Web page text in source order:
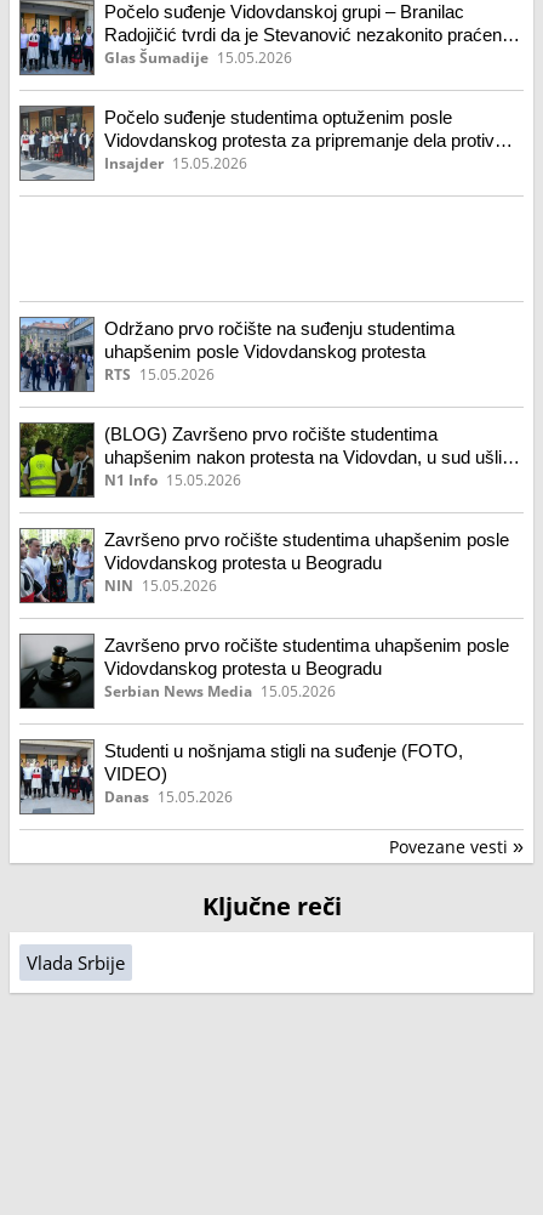
Počelo suđenje Vidovdanskoj grupi – Branilac
Radojičić tvrdi da je Stevanović nezakonito praćen,
sniman i prisluškivan
Glas Šumadije 15.05.2026
Počelo suđenje studentima optuženim posle
Vidovdanskog protesta za pripremanje dela protiv
ustavnog uređenja (VIDEO)
Insajder 15.05.2026
Održano prvo ročište na suđenju studentima
uhapšenim posle Vidovdanskog protesta
RTS 15.05.2026
(BLOG) Završeno prvo ročište studentima
uhapšenim nakon protesta na Vidovdan, u sud ušli u
narodnim nošnjama
N1 Info 15.05.2026
Završeno prvo ročište studentima uhapšenim posle
Vidovdanskog protesta u Beogradu
NIN 15.05.2026
Završeno prvo ročište studentima uhapšenim posle
Vidovdanskog protesta u Beogradu
Serbian News Media 15.05.2026
Studenti u nošnjama stigli na suđenje (FOTO,
VIDEO)
Danas 15.05.2026
Povezane vesti »
Ključne reči
Vlada Srbije